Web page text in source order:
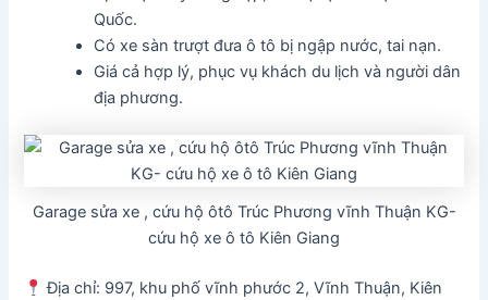
Quốc.
Có xe sàn trượt đưa ô tô bị ngập nước, tai nạn.
Giá cả hợp lý, phục vụ khách du lịch và người dân
địa phương.
Garage sửa xe , cứu hộ ôtô Trúc Phương vĩnh Thuận KG-
cứu hộ xe ô tô Kiên Giang
Địa chỉ: 997, khu phố vĩnh phước 2, Vĩnh Thuận, Kiên